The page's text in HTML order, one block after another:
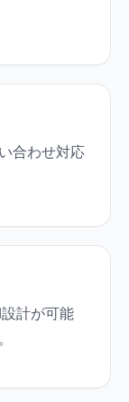
合わせ対応
計が可能